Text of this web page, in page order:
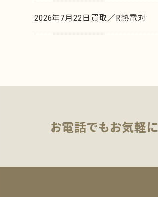
2026年7月22日買取／R熱電対
お電話でもお気軽に